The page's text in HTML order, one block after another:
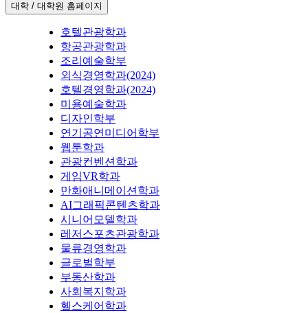
대학 / 대학원 홈페이지
호텔관광학과
항공관광학과
조리예술학부
외식경영학과(2024)
호텔경영학과(2024)
미용예술학과
디자인학부
연기공연미디어학부
웹툰학과
관광컨벤션학과
게임VR학과
만화애니메이션학과
AI그래픽콘텐츠학과
시니어모델학과
레저스포츠관광학과
물류경영학과
글로벌학부
부동산학과
사회복지학과
헬스케어학과